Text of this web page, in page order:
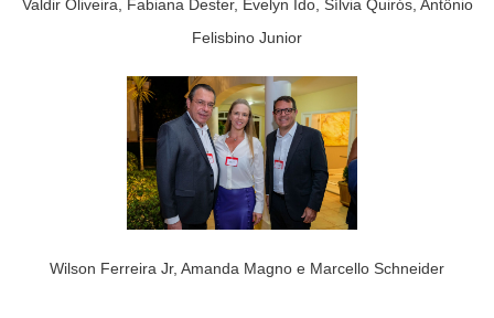
Valdir Oliveira, Fabiana Dester, Evelyn Ido, Sílvia Quirós, Antônio
Felisbino Junior
Wilson Ferreira Jr, Amanda Magno e Marcello Schneider